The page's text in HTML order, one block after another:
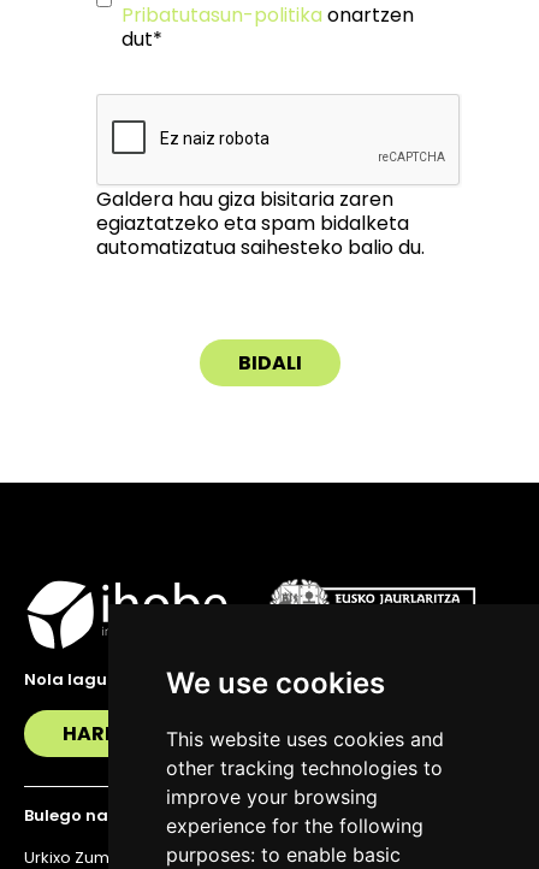
We use cookies
This website uses cookies and
other tracking technologies to
improve your browsing
experience for the following
purposes: to enable basic
Pribatutasun-politika onartzen
dut*
Galdera hau giza bisitaria zaren
egiaztatzeko eta spam bidalketa
automatizatua saihesteko balio du.
Nola lagundu zaitzakegu?
HARREMANETAN JARRI
Bulego nagusia
Urkixo Zumarkalea 36, 6. solairua, 48011 Bilbo